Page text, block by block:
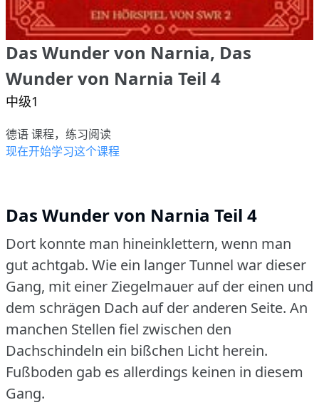
Das Wunder von Narnia, Das
Wunder von Narnia Teil 4
中级1
德语 课程，练习阅读
现在开始学习这个课程
Das Wunder von Narnia Teil 4
Dort konnte man hineinklettern, wenn man
gut achtgab. Wie ein langer Tunnel war dieser
Gang, mit einer Ziegelmauer auf der einen und
dem schrägen Dach auf der anderen Seite. An
manchen Stellen fiel zwischen den
Dachschindeln ein bißchen Licht herein.
Fußboden gab es allerdings keinen in diesem
Gang.